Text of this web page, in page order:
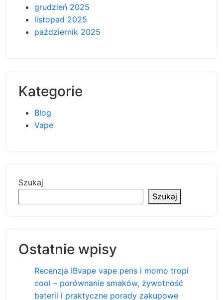
grudzień 2025
listopad 2025
październik 2025
Kategorie
Blog
Vape
Szukaj
Szukaj
Ostatnie wpisy
Recenzja IBvape vape pens i momo tropi
cool – porównanie smaków, żywotność
baterii i praktyczne porady zakupowe